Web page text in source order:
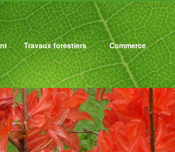
Travaux forestiers Commerce